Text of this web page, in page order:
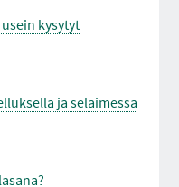
kysytyt
ja selaimessa